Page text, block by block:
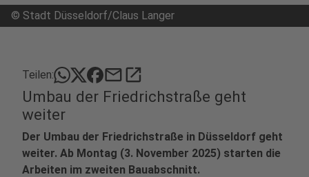
© Stadt Düsseldorf/Claus Langer
Teilen: mailopen_in_new
Umbau der Friedrichstraße geht
weiter
Der Umbau der Friedrichstraße in Düsseldorf geht
weiter. Ab Montag (3. November 2025) starten die
Arbeiten im zweiten Bauabschnitt.